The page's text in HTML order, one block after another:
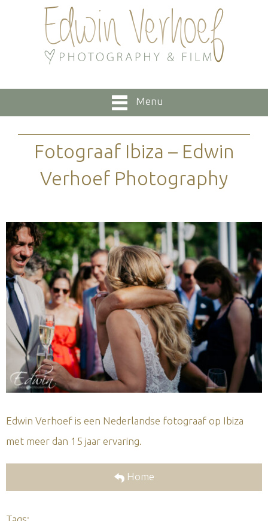
Menu
Fotograaf Ibiza – Edwin
Verhoef Photography
Edwin Verhoef is een Nederlandse fotograaf op Ibiza
met meer dan 15 jaar ervaring.
Home